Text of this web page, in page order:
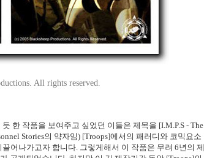
All rights reserved.
한 작품을 보여주고 싶었던 이들은 제목을 [I.M.P.S - The
Stories의 약자임) [Troops]에서의 패러디와 코믹요소
어나가고자 합니다. 그렇게해서 이 작품은 무려 6년의 제